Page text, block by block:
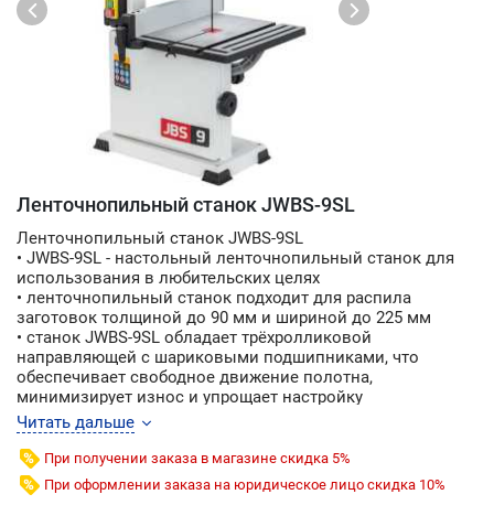
Ленточнопильный станок JWBS-9SL
Ленточнопильный станок JWBS-9SL
• JWBS-9SL - настольный ленточнопильный станок для
использования в любительских целях
• ленточнопильный станок подходит для распила
заготовок толщиной до 90 мм и шириной до 225 мм
• станок JWBS-9SL обладает трёхролликовой
направляющей с шариковыми подшипниками, что
обеспечивает свободное движение полотна,
минимизирует износ и упрощает настройку
• ведущий шкив работает через зубчато-ременной привод,
а не установлен напрямую на валу электродвигателя, как
это распространено при упрощённом исполнении
механизмов
• такая схема расположения обеспечивает стабильное,
Читать дальше
При получении заказа в магазине скидка 5%
При оформлении заказа на юридическое лицо скидка 10%